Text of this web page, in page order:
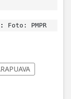
Foto: PMPR